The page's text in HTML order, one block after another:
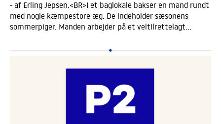
- af Erling Jepsen.<BR>I et baglokale bakser en mand rundt
med nogle kæmpestore æg. De indeholder sæsonens
sommerpiger. Manden arbejder på et veltilrettelagt
turistforeningen. Hvert år udklækkes et nyt kuld
Men hvad, hvis en sommerpige hellere vil lave noget